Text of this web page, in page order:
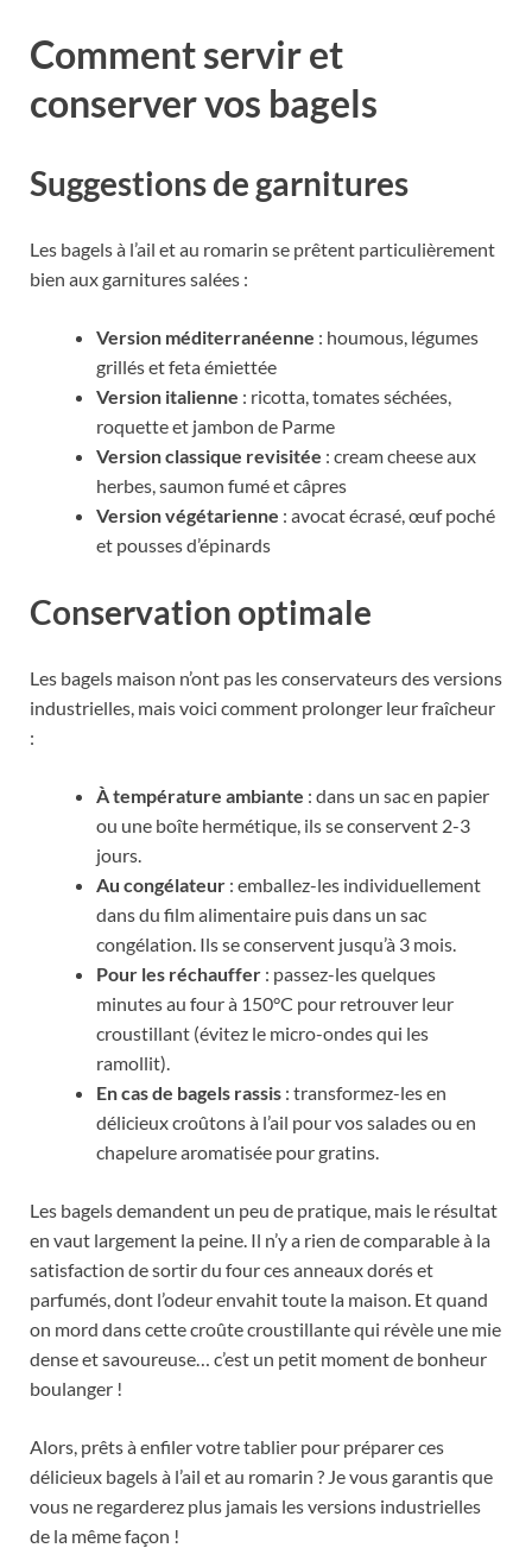
Comment servir et
conserver vos bagels
Suggestions de garnitures
Les bagels à l’ail et au romarin se prêtent particulièrement
bien aux garnitures salées :
Version méditerranéenne : houmous, légumes
grillés et feta émiettée
Version italienne : ricotta, tomates séchées,
roquette et jambon de Parme
Version classique revisitée : cream cheese aux
herbes, saumon fumé et câpres
Version végétarienne : avocat écrasé, œuf poché
et pousses d’épinards
Conservation optimale
Les bagels maison n’ont pas les conservateurs des versions
industrielles, mais voici comment prolonger leur fraîcheur
:
À température ambiante : dans un sac en papier
ou une boîte hermétique, ils se conservent 2-3
jours.
Au congélateur : emballez-les individuellement
dans du film alimentaire puis dans un sac
congélation. Ils se conservent jusqu’à 3 mois.
Pour les réchauffer : passez-les quelques
minutes au four à 150°C pour retrouver leur
croustillant (évitez le micro-ondes qui les
ramollit).
En cas de bagels rassis : transformez-les en
délicieux croûtons à l’ail pour vos salades ou en
chapelure aromatisée pour gratins.
Les bagels demandent un peu de pratique, mais le résultat
en vaut largement la peine. Il n’y a rien de comparable à la
satisfaction de sortir du four ces anneaux dorés et
parfumés, dont l’odeur envahit toute la maison. Et quand
on mord dans cette croûte croustillante qui révèle une mie
dense et savoureuse… c’est un petit moment de bonheur
boulanger !
Alors, prêts à enfiler votre tablier pour préparer ces
délicieux bagels à l’ail et au romarin ? Je vous garantis que
vous ne regarderez plus jamais les versions industrielles
de la même façon !